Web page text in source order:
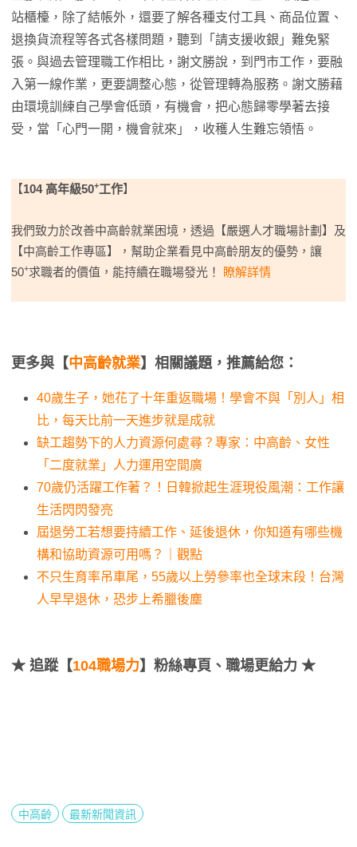
站櫃檯，除了結帳外，還要了解各種支付工具、商品位置、
退換貨流程等各式各樣問題，聽到「請支援收銀」難免緊
張。與過去管理職工作相比，謝文勝說，到門市工作，要融
入第一線作業，更要調整心態，從管理轉為服務。謝文勝藉
由環境訓練自己學會低頭，有機會，把心態歸零學著去接
受，當「心門一開，機會就來」，收穫人生難忘領悟。
【104 高年級50+工作】
我們致力於改善中高齡就業困境，透過【嚴選人才職場計劃】及
【中高齡工作專區】，幫助企業看見中高齡朋友的優勢，讓
50+求職者的價值，能持續在職場發光！ 瞭解詳情
更多與【中高齡就業】相關議題，推薦給您：
40歲生子，她花了十年重返職場！學會不與「別人」相
比，每天比前一天進步就是成就
缺工趨勢下的人力資源何處尋？專家：中高齡、女性
「二度就業」人力運用空間廣
70歲仍活躍工作著？！日韓掀起生涯現役風潮：工作讓
生活閃閃發亮
屆退勞工若想要持續工作、延後退休，你知道有哪些機
構和協助資源可用嗎？｜觀點
不只生育率吊車尾，55歲以上勞參率也全球末段！台灣
人早早退休，恐步上希臘後塵
★ 追蹤【104職場力】粉絲專頁、職場更給力 ★
中高齡 最新新聞資訊